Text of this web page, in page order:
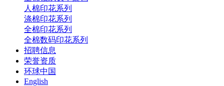
人棉印花系列
涤棉印花系列
全棉印花系列
全棉数码印花系列
招聘信息
荣誉资质
环球中国
English